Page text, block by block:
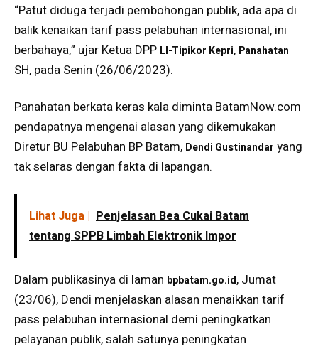
“Patut diduga terjadi pembohongan publik, ada apa di
balik kenaikan tarif pass pelabuhan internasional, ini
berbahaya,” ujar Ketua DPP LI-Tipikor Kepri, Panahatan
SH, pada Senin (26/06/2023).
Panahatan berkata keras kala diminta BatamNow.com
pendapatnya mengenai alasan yang dikemukakan
Diretur BU Pelabuhan BP Batam, Dendi Gustinandar yang
tak selaras dengan fakta di lapangan.
Lihat Juga | Penjelasan Bea Cukai Batam
tentang SPPB Limbah Elektronik Impor
Dalam publikasinya di laman bpbatam.go.id, Jumat
(23/06), Dendi menjelaskan alasan menaikkan tarif
pass pelabuhan internasional demi peningkatkan
pelayanan publik, salah satunya peningkatan